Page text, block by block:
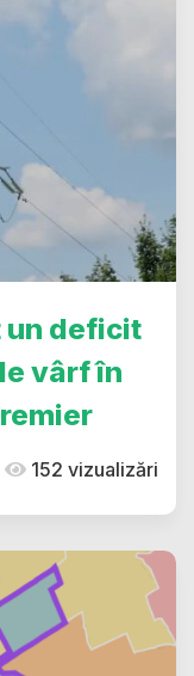
un deficit
vârf în
152 vizualizări